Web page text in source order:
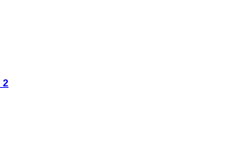
2